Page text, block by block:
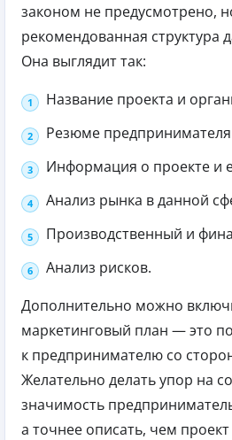
законом не предусмотрено,
рекомендованная структура
Она выглядит так:
Название проекта и
Резюме
Информация о проекте и
Анализ рынка в данной
Производственный и
Анализ рисков.
Дополнительно можно
маркетинговый план — это
к предпринимателю со
Желательно делать упор на
значимость
а точнее описать, чем